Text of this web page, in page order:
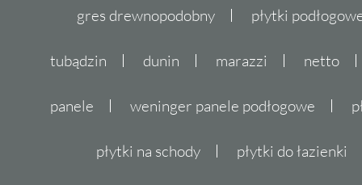
gres drewnopodobny płytki
tubądzin dunin marazzi netto
panele weninger panele podłogowe
płytki na schody płytki do łazienki